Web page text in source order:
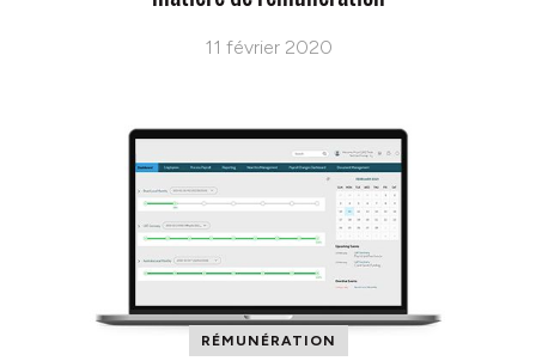
11 février 2020
RÉMUNÉRATION